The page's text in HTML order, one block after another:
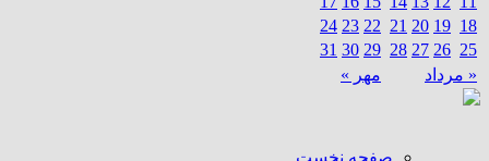
« مرداد مهر »
18
19
20
21
22
23
24
25
26
27
28
29
30
31